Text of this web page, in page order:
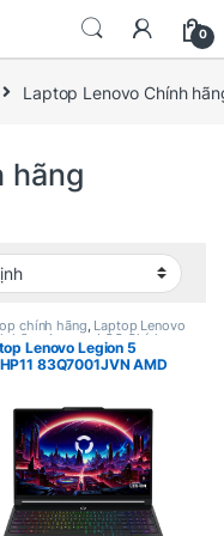
0
Laptop Lenovo Chính
hãng
chính hãng, Laptop Lenovo
hãng Lenovo LOQ Chính
Lenovo Legion 5
83Q7001JVN AMD
WQXGA Oled 165Hz, Win
+ Office 2024